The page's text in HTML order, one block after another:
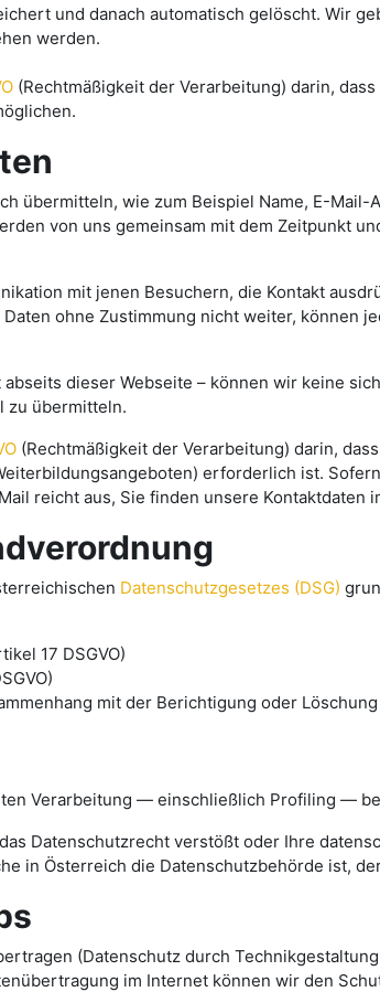
und danach automatisch gelöscht. Wir
werden.
(Rechtmäßigkeit der Verarbeitung) darin,
übermitteln, wie zum Beispiel Name, E-
von uns gemeinsam mit dem Zeitpunkt
mit jenen Besuchern, die Kontakt
ohne Zustimmung nicht weiter, können
dieser Webseite – können wir keine
zu übermitteln.
(Rechtmäßigkeit der Verarbeitung) darin,
erforderlich ist.
reicht aus, Sie finden unsere Kontaktdaten
Datenschutzgesetzes (DSG)
17 DSGVO)
mit der Berichtigung oder
Verarbeitung — einschließlich Profiling —
Datenschutzrecht verstößt oder Ihre
in Österreich die Datenschutzbehörde ist,
(Datenschutz durch Technikgestaltung
im Internet können wir den